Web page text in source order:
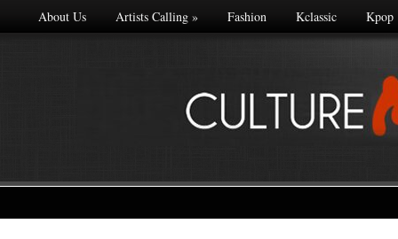
About Us Artists Calling» Fashion Kclassic Kpop